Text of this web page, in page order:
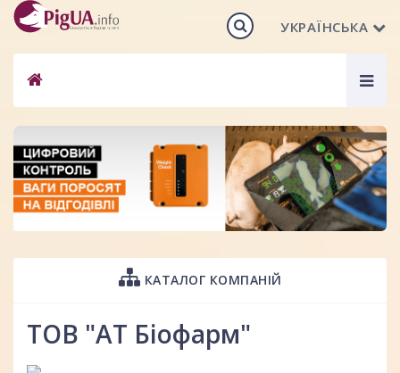
УКРАЇНСЬКА
КАТАЛОГ КОМПАНІЙ
ТОВ "АТ Біофарм"